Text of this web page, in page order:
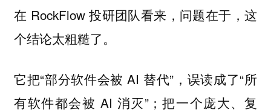
在 RockFlow 投研团队看来，问题在于，这
个结论太粗糙了。
它把“部分软件会被 AI 替代”，误读成了“所
有软件都会被 AI 消灭”；把一个庞大、复